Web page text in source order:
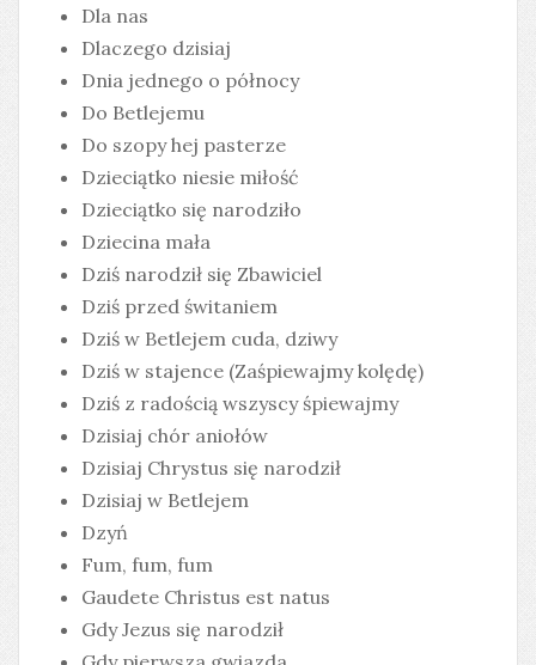
Dla nas
Dlaczego dzisiaj
Dnia jednego o północy
Do Betlejemu
Do szopy hej pasterze
Dzieciątko niesie miłość
Dzieciątko się narodziło
Dziecina mała
Dziś narodził się Zbawiciel
Dziś przed świtaniem
Dziś w Betlejem cuda, dziwy
Dziś w stajence (Zaśpiewajmy kolędę)
Dziś z radością wszyscy śpiewajmy
Dzisiaj chór aniołów
Dzisiaj Chrystus się narodził
Dzisiaj w Betlejem
Dzyń
Fum, fum, fum
Gaudete Christus est natus
Gdy Jezus się narodził